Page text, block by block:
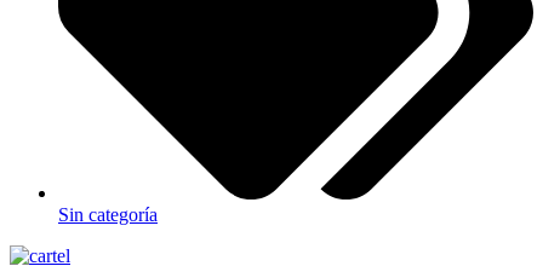
Sin categoría